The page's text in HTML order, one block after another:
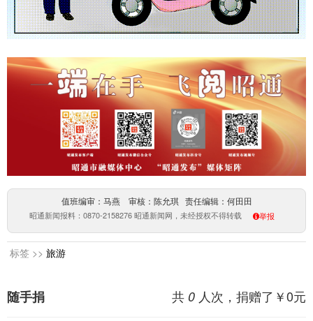
值班编审：马燕 审核：陈允琪 责任编辑：何田田
昭通新闻报料：0870-2158276 昭通新闻网，未经授权不得转载 举报
标签 >> 旅游
共 0 人次，捐赠了￥0元
随手捐